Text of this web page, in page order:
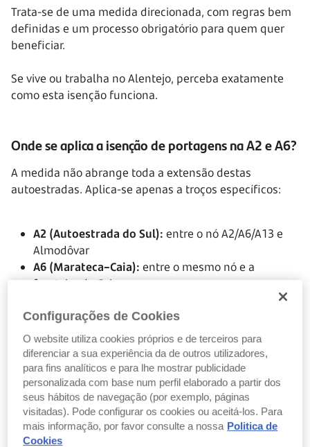
Trata-se de uma medida direcionada, com regras bem
definidas e um processo obrigatório para quem quer
beneficiar.
Se vive ou trabalha no Alentejo, perceba exatamente
como esta isenção funciona.
Onde se aplica a isenção de portagens na A2 e A6?
A medida não abrange toda a extensão destas
autoestradas. Aplica-se apenas a troços específicos:
A2 (Autoestrada do Sul): entre o nó A2/A6/A13 e
Almodôvar
A6 (Marateca–Caia): entre o mesmo nó e a
fronteira do Caia.
É uma isenção localizada, pensada para facilitar a
mobilidade dentro da região.
A isenção de portagens na A2 e na A6 entrou em vigor a
1 de abril de 2026, no âmbito do Orçamento do Estado
para 2026, tendo sido regulamentada pelaPortaria n.º
131/2026/1, de 30 de março.
Configurações de Cookies
O website utiliza cookies próprios e de terceiros para
diferenciar a sua experiência da de outros utilizadores,
para fins analíticos e para lhe mostrar publicidade
personalizada com base num perfil elaborado a partir dos
seus hábitos de navegação (por exemplo, páginas
visitadas). Pode configurar os cookies ou aceitá-los. Para
mais informação, por favor consulte a nossa Politica de
Cookies